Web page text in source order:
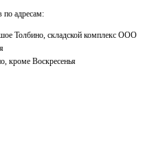
по адресам:
Толбино, складской комплекс ООО
кроме Воскресенья